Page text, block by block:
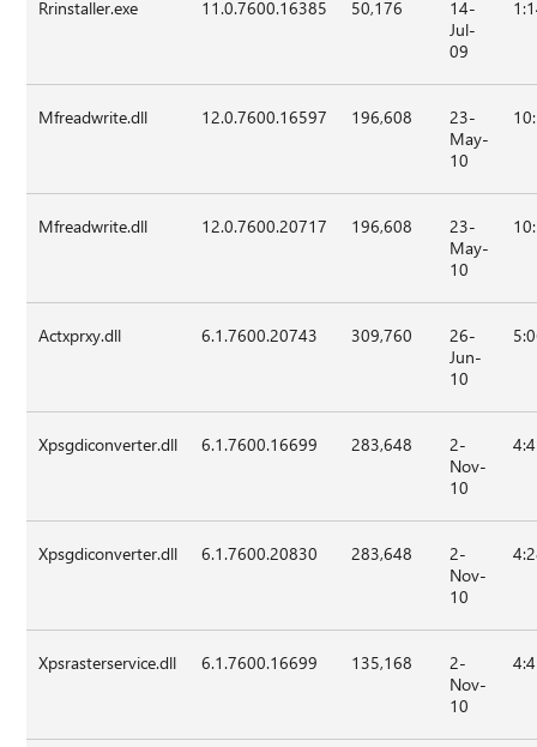
Rrinstaller.exe 11.0.7600.16385 50,176
14-
Jul-
09
Mfreadwrite.dll 12.0.7600.16597 196,608
23-
May-
10
Mfreadwrite.dll 12.0.7600.20717 196,608
23-
May-
10
Actxprxy.dll 6.1.7600.20743 309,760
26-
Jun-
10
Xpsgdiconverter.dll 6.1.7600.16699 283,648
2-
Nov-
10
Xpsgdiconverter.dll 6.1.7600.20830 283,648
2-
Nov-
10
Xpsrasterservice.dll 6.1.7600.16699 135,168
2-
Nov-
10